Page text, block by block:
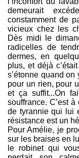
demeurait
constamment de
vicieux chez les
Dès midi le
radicelles de
dermes, en
plus, et déjà
s’étonne quand on
pour un rien, pour
et ça suffit...On
souffrance. C’est
de tyrannie qui lui
résistance est un
Pour Amélie, je
sur les braises en
le robinet qui